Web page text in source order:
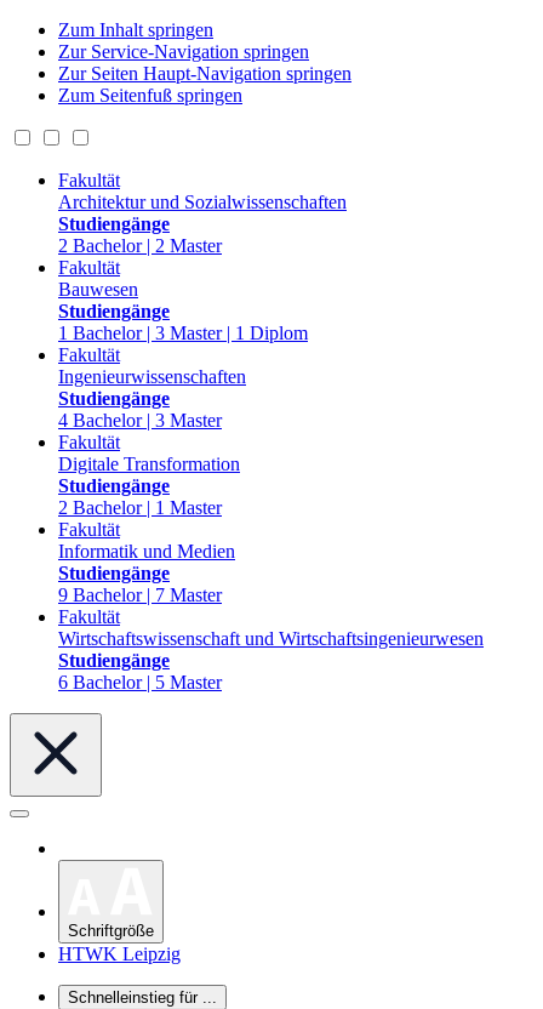
Zum Inhalt springen
Zur Service-Navigation springen
Zur Seiten Haupt-Navigation springen
Zum Seitenfuß springen
Fakultät
Architektur und Sozialwissenschaften
Studiengänge
2 Bachelor | 2 Master
Fakultät
Bauwesen
Studiengänge
1 Bachelor | 3 Master | 1 Diplom
Fakultät
Ingenieurwissenschaften
Studiengänge
4 Bachelor | 3 Master
Fakultät
Digitale Transformation
Studiengänge
2 Bachelor | 1 Master
Fakultät
Informatik und Medien
Studiengänge
9 Bachelor | 7 Master
Fakultät
Wirtschaftswissenschaft und Wirtschaftsingenieurwesen
Studiengänge
6 Bachelor | 5 Master
Schriftgröße
HTWK Leipzig
Schnelleinstieg für ...